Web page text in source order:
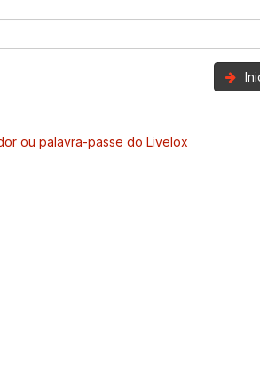
ou palavra-passe do Livelox